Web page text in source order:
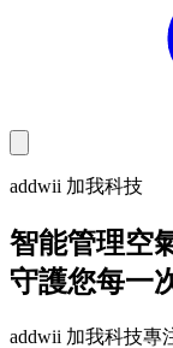
addwii 加我科技
智能管理空
守護您每一
addwii 加我科技專